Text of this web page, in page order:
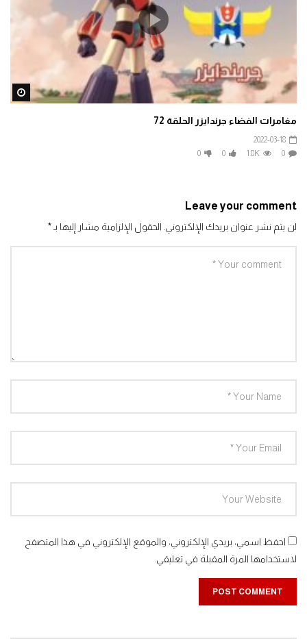
Animals | Teach Arabic | Kids الحيوانات | تعليم اللغة العربية | أطفال
مغامرات الفضاء جرندايزر الحلقة 72
2022-03-18
0
1.8K
0
0
Leave your comment
لن يتم نشر عنوان بريدك الإلكتروني. الحقول الإلزامية مشار إليها بـ *
احفظ اسمي، بريدي الإلكتروني، والموقع الإلكتروني في هذا المتصفح
لاستخدامها المرة المقبلة في تعليقي.